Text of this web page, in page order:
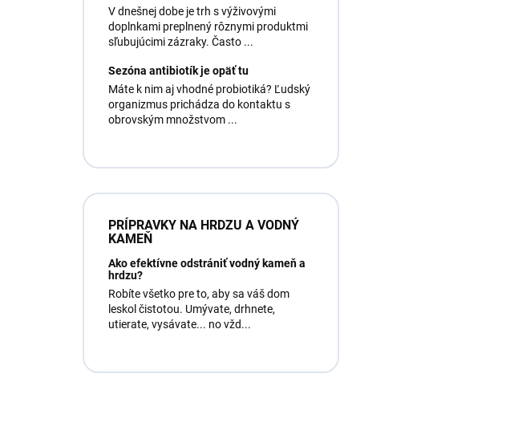
V dnešnej dobe je trh s výživovými
doplnkami preplnený rôznymi produktmi
sľubujúcimi zázraky. Často ...
Sezóna antibiotík je opäť tu
Máte k nim aj vhodné probiotiká? Ľudský
organizmus prichádza do kontaktu s
obrovským množstvom ...
PRÍPRAVKY NA HRDZU A VODNÝ
KAMEŇ
Ako efektívne odstrániť vodný kameň a
hrdzu?
Robíte všetko pre to, aby sa váš dom
leskol čistotou. Umývate, drhnete,
utierate, vysávate... no vžd...